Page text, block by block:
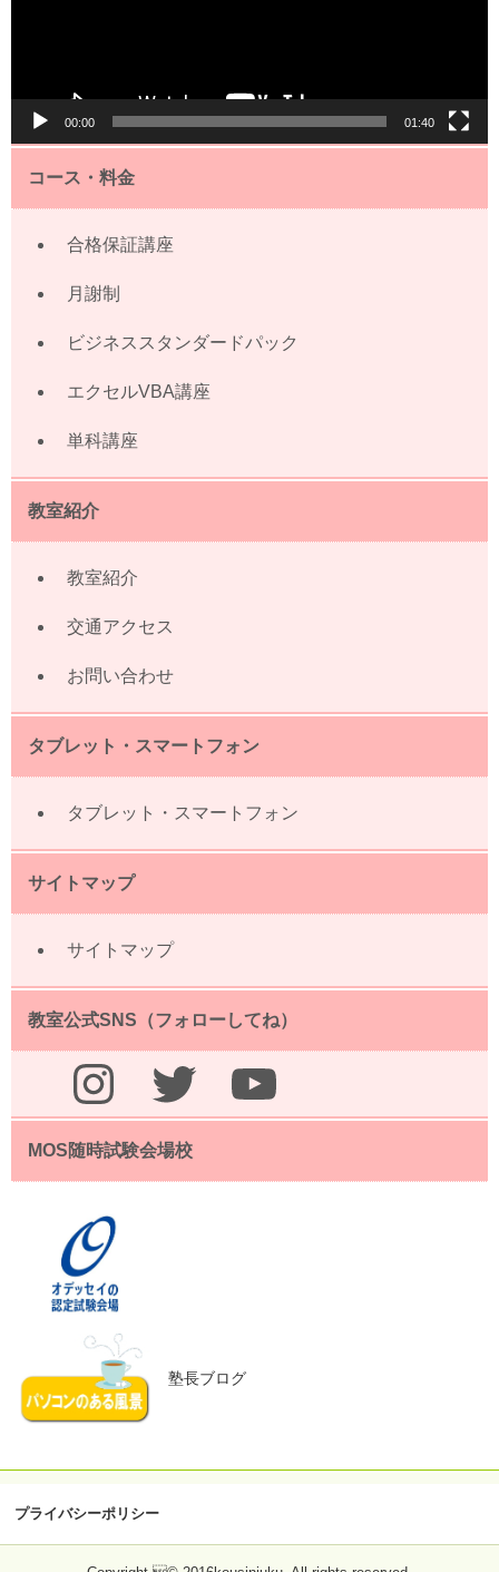
00:00 01:40
コース・料金
合格保証講座
月謝制
ビジネススタンダードパック
エクセルVBA講座
単科講座
教室紹介
教室紹介
交通アクセス
お問い合わせ
タブレット・スマートフォン
タブレット・スマートフォン
サイトマップ
サイトマップ
教室公式SNS（フォローしてね）
Instagram Twitter YouTube
MOS随時試験会場校
塾長ブログ
プライバシーポリシー